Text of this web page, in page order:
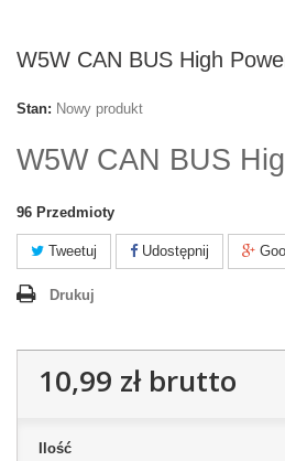
W5W CAN BUS High
Stan: Nowy produkt
W5W CAN BUS
96 Przedmioty
Tweetuj Udostępnij
Drukuj
10,99 złbrutto
Ilość